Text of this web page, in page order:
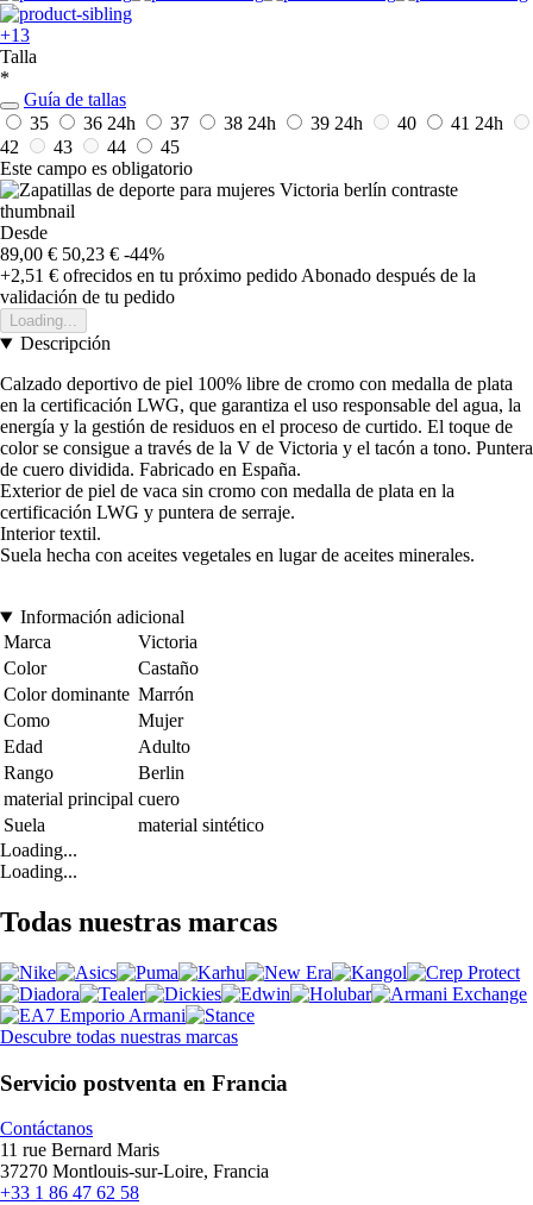
+13
Talla
*
Guía de tallas
35
36 24h 37 38 24h 39 24h 40 41 24h
42
43 44
45
Este campo es obligatorio
Desde
89,00 € 50,23 € -44%
+2,51 € ofrecidos en tu próximo pedido Abonado después de la
validación de tu pedido
Loading...
Descripción
Calzado deportivo de piel 100% libre de cromo con medalla de plata
en la certificación LWG, que garantiza el uso responsable del agua, la
energía y la gestión de residuos en el proceso de curtido. El toque de
color se consigue a través de la V de Victoria y el tacón a tono. Puntera
de cuero dividida. Fabricado en España.
Exterior de piel de vaca sin cromo con medalla de plata en la
certificación LWG y puntera de serraje.
Interior textil.
Suela hecha con aceites vegetales en lugar de aceites minerales.
Información adicional
Marca
Victoria
Color
Castaño
Color dominante Marrón
Como
Mujer
Edad
Adulto
Rango
Berlin
material principal cuero
Suela
material sintético
Loading...
Loading...
Todas nuestras marcas
Descubre todas nuestras marcas
Servicio postventa en Francia
Contáctanos
11 rue Bernard Maris
37270 Montlouis-sur-Loire, Francia
+33 1 86 47 62 58